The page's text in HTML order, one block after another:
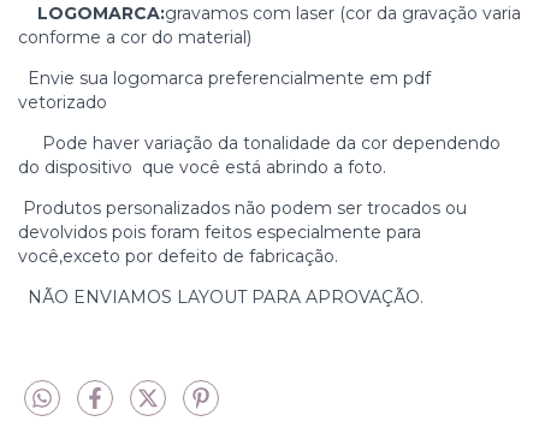
LOGOMARCA:gravamos com laser (cor da gravação varia
conforme a cor do material)
Envie sua logomarca preferencialmente em pdf
vetorizado
Pode haver variação da tonalidade da cor dependendo
do dispositivo que você está abrindo a foto.
Produtos personalizados não podem ser trocados ou
devolvidos pois foram feitos especialmente para
você,exceto por defeito de fabricação.
NÃO ENVIAMOS LAYOUT PARA APROVAÇÃO.